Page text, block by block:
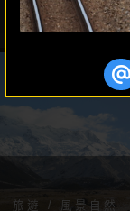
商業 / 人像
李碩
旅遊 / 風景自然